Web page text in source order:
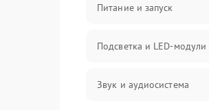
Питание и запуск
Подсветка и LED-модули
Звук и аудиосистема